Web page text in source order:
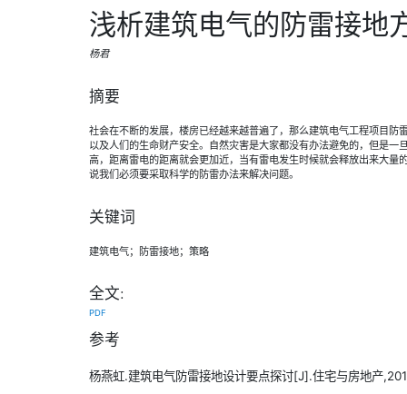
浅析建筑电气的防雷接地
杨君
摘要
社会在不断的发展，楼房已经越来越普遍了，那么建筑电气工程项目防
以及人们的生命财产安全。自然灾害是大家都没有办法避免的，但是
高，距离雷电的距离就会更加近，当有雷电发生时候就会释放出来大量
说我们必须要采取科学的防雷办法来解决问题。
关键词
建筑电气；防雷接地；策略
全文:
PDF
参考
杨燕虹.建筑电气防雷接地设计要点探讨[J].住宅与房地产